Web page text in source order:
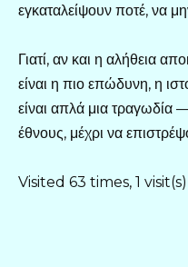
εγκαταλείψουν ποτέ, να
Γιατί, αν και η αλήθεια
είναι η πιο επώδυνη, η
είναι απλά μια τραγωδία
έθνους, μέχρι να
Visited 63 times, 1